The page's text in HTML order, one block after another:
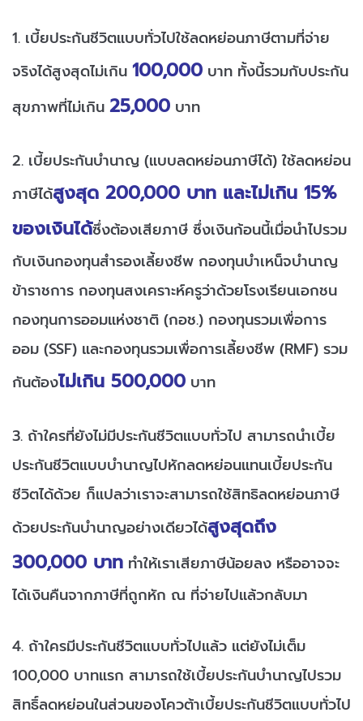
1. เบี้ยประกันชีวิตแบบทั่วไปใช้ลดหย่อนภาษีตามที่จ่าย
จริงได้สูงสุดไม่เกิน 100,000 บาท ทั้งนี้รวมกับประกัน
สุขภาพที่ไม่เกิน 25,000 บาท
2. เบี้ยประกันบำนาญ (แบบลดหย่อนภาษีได้) ใช้ลดหย่อน
ภาษีได้สูงสุด 200,000 บาท และไม่เกิน 15%
ของเงินได้ซึ่งต้องเสียภาษี ซึ่งเงินก้อนนี้เมื่อนำไปรวม
กับเงินกองทุนสำรองเลี้ยงชีพ กองทุนบำเหน็จบำนาญ
ข้าราชการ กองทุนสงเคราะห์ครูว่าด้วยโรงเรียนเอกชน
กองทุนการออมแห่งชาติ (กอช.) กองทุนรวมเพื่อการ
ออม (SSF) และกองทุนรวมเพื่อการเลี้ยงชีพ (RMF) รวม
กันต้องไม่เกิน 500,000 บาท
3. ถ้าใครที่ยังไม่มีประกันชีวิตแบบทั่วไป สามารถนำเบี้ย
ประกันชีวิตแบบบำนาญไปหักลดหย่อนแทนเบี้ยประกัน
ชีวิตได้ด้วย ก็แปลว่าเราจะสามารถใช้สิทธิลดหย่อนภาษี
ด้วยประกันบำนาญอย่างเดียวได้สูงสุดถึง
300,000 บาท ทำให้เราเสียภาษีน้อยลง หรืออาจจะ
ได้เงินคืนจากภาษีที่ถูกหัก ณ ที่จ่ายไปแล้วกลับมา
4. ถ้าใครมีประกันชีวิตแบบทั่วไปแล้ว แต่ยังไม่เต็ม
100,000 บาทแรก สามารถใช้เบี้ยประกันบำนาญไปรวม
สิทธิ์ลดหย่อนในส่วนของโควต้าเบี้ยประกันชีวิตแบบทั่วไป